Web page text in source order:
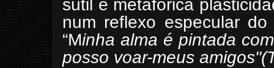
sutil e metafórica
num reflexo especular
“Minha alma é pintada
posso voar-meus